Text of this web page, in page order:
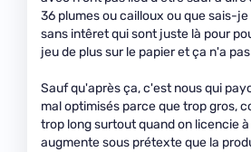
36 plumes ou cailloux ou que sais-
sans intêret qui sont juste là pour
jeu de plus sur le papier et ça n'a
Sauf qu'après ça, c'est nous qui
mal optimisés parce que trop gros,
trop long surtout quand on licencie
augmente sous prétexte que la